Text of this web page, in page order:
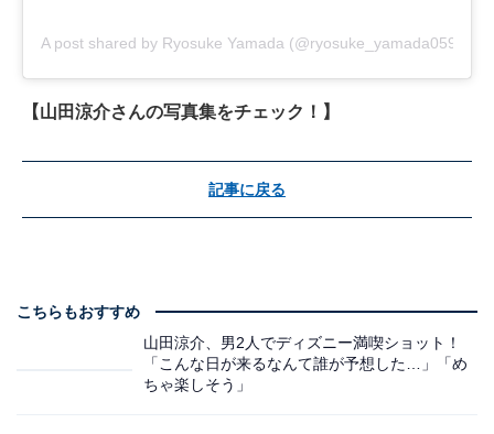
A post shared by Ryosuke Yamada (@ryosuke_yamada059)
【山田涼介さんの写真集をチェック！】
記事に戻る
こちらもおすすめ
山田涼介、男2人でディズニー満喫ショット！
「こんな日が来るなんて誰が予想した…」「め
ちゃ楽しそう」